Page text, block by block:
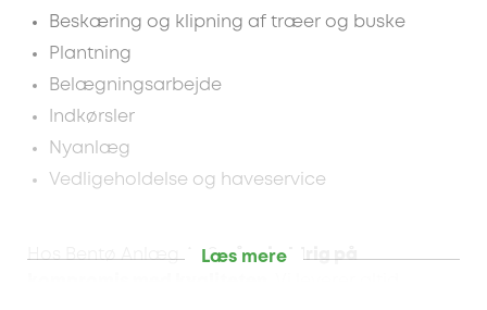
Beskæring og klipning af træer og buske
Plantning
Belægningsarbejde
Indkørsler
Nyanlæg
Vedligeholdelse og haveservice
Hos Bentø Anlæg ApSgår vi aldrig på
Læs mere